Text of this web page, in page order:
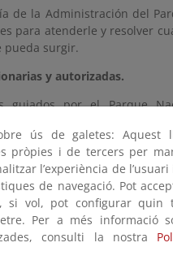
de la Administración del
para atenderle y resolver
pueda surgir.
y autorizadas.
guiados por el Parque
durante el recorrido, y
los idiomas español e inglés.
en la Reserva de la
la Biosfera de Doñana
de Transición) existe una
rutas en vehículo a motor,
con un marcado carácter
ús de galetes: Aquest
pròpies i de tercers per
l’experiència de
de navegació. Pot
si vol, pot configurar quin
Per a més informació
consulti la nostra